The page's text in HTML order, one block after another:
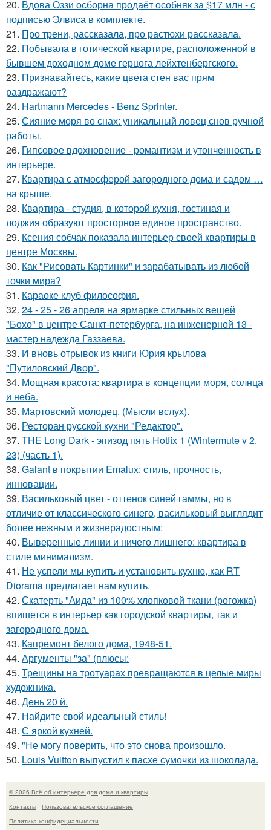
20. Вдова Оззи осборна продаёт особняк за $17 млн - с
подписью Элвиса в комплекте.
21. Про трени, рассказала, про растюхи рассказала.
22. Побывала в готической квартире, расположенной в
бывшем доходном доме герцога лейхтенбергского.
23. Признавайтесь, какие цвета стен вас прям
раздражают?
24. Hartmann Mercedes - Benz Sprinter.
25. Сияние моря во снах: уникальный ловец снов ручной
работы.
26. Гипсовое вдохновение - романтизм и утонченность в
интерьере.
27. Квартира с атмосферой загородного дома и садом …
на крыше.
28. Квартира - студия, в которой кухня, гостиная и
лоджия образуют просторное единое пространство.
29. Ксения собчак показала интерьер своей квартиры в
центре Москвы.
30. Как "Рисовать Картинки" и зарабатывать из любой
точки мира?
31. Караоке клуб философия.
32. 24 - 25 - 26 апреля на ярмарке стильных вещей
"Бохо" в центре Санкт-петербурга, на инженерной 13 -
мастер надежда Газзаева.
33. И вновь отрывок из книги Юрия крылова
"Путиловский Двор".
34. Мощная красота: квартира в концепции моря, солнца
и неба.
35. Мартовский молодец. (Мысли вслух).
36. Ресторан русской кухни "Редактор".
37. THE Long Dark - эпизод пять Hotfix 1 (Wintermute v 2.
23) (часть 1).
38. Galant в покрытии Emalux: стиль, прочность,
инновации.
39. Васильковый цвет - оттенок синей гаммы, но в
отличие от классического синего, васильковый выглядит
более нежным и жизнерадостным:
40. Выверенные линии и ничего лишнего: квартира в
стиле минимализм.
41. Не успели мы купить и установить кухню, как RT
Diorama предлагает нам купить.
42. Скатерть "Аида" из 100% хлопковой ткани (рогожка)
впишется в интерьер как городской квартиры, так и
загородного дома.
43. Капремонт белого дома, 1948-51.
44. Аргументы "за" (плюсы:
45. Трещины на тротуарах превращаются в целые миры
художника.
46. День 20 й.
47. Найдите свой идеальный стиль!
48. С яркой кухней.
49. "Не могу поверить, что это снова произошло.
50. Louis Vuitton выпустил к пасхе сумочки из шоколада.
© 2026 Всё об интерьере для дома и квартиры
Контакты
Пользовательское соглашение
Политика конфидециальности